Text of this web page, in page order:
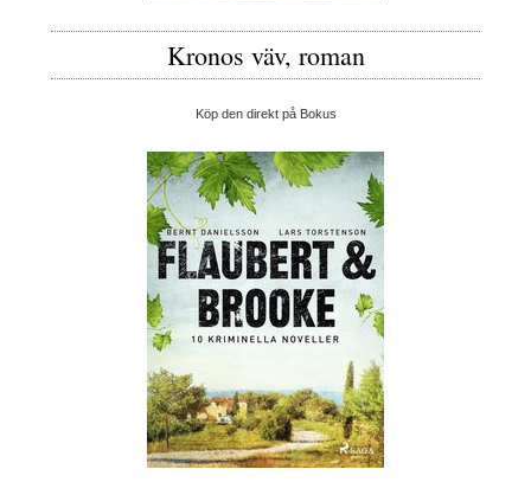
Kronos väv, roman
Köp den direkt på Bokus